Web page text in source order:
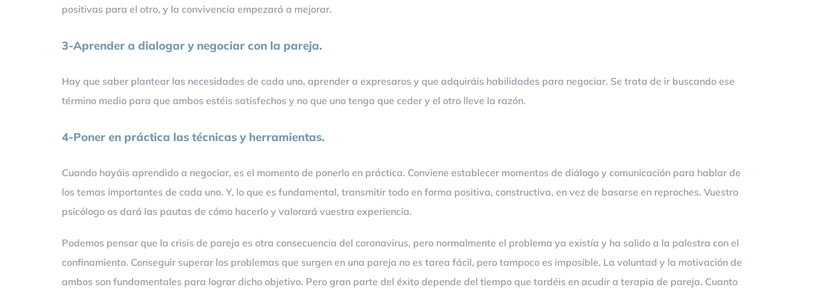
positivas para el otro, y la convivencia empezará a mejorar.
3-Aprender a dialogar y negociar con la pareja.
Hay que saber plantear las necesidades de cada uno, aprender a expresaros y que adquiráis habilidades para negociar. Se trata de ir buscando ese
término medio para que ambos estéis satisfechos y no que uno tenga que ceder y el otro lleve la razón.
4-Poner en práctica las técnicas y herramientas.
Cuando hayáis aprendido a negociar, es el momento de ponerlo en práctica. Conviene establecer momentos de diálogo y comunicación para hablar de
los temas importantes de cada uno. Y, lo que es fundamental, transmitir todo en forma positiva, constructiva, en vez de basarse en reproches. Vuestro
psicólogo os dará las pautas de cómo hacerlo y valorará vuestra experiencia.
Podemos pensar que la crisis de pareja es otra consecuencia del coronavirus, pero normalmente el problema ya existía y ha salido a la palestra con el
confinamiento. Conseguir superar los problemas que surgen en una pareja no es tarea fácil, pero tampoco es imposible. La voluntad y la motivación de
ambos son fundamentales para lograr dicho objetivo. Pero gran parte del éxito depende del tiempo que tardéis en acudir a terapia de pareja. Cuanto